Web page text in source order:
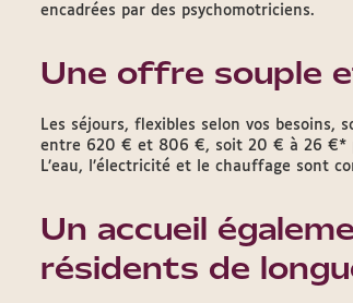
encadrées par des psychomotriciens.
Une offre souple
Les séjours, flexibles selon vos besoins,
entre 620 € et 806 €, soit 20 € à 26 €*
L’eau, l’électricité et le chauffage sont
Un accueil
résidents de